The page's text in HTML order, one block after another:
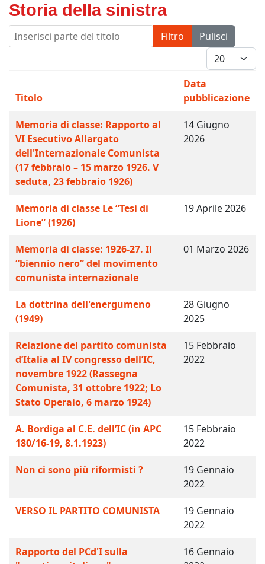
Storia della sinistra
Inserisci parte del titolo Filtro
Pulisci
Visualizza #
Titolo
Data
pubblicazione
Memoria di classe: Rapporto al
VI Esecutivo Allargato
dell'Internazionale Comunista
(17 febbraio – 15 marzo 1926. V
seduta, 23 febbraio 1926)
14 Giugno
2026
Memoria di classe Le “Tesi di
Lione” (1926)
19 Aprile 2026
Memoria di classe: 1926-27. Il
“biennio nero” del movimento
comunista internazionale
01 Marzo 2026
La dottrina dell'energumeno
(1949)
28 Giugno
2025
Relazione del partito comunista
d’Italia al IV congresso dell’IC,
novembre 1922 (Rassegna
Comunista, 31 ottobre 1922; Lo
Stato Operaio, 6 marzo 1924)
15 Febbraio
2022
A. Bordiga al C.E. dell’IC (in APC
180/16-19, 8.1.1923)
15 Febbraio
2022
Non ci sono più riformisti ?
19 Gennaio
2022
VERSO IL PARTITO COMUNISTA
19 Gennaio
2022
Rapporto del PCd'I sulla
16 Gennaio